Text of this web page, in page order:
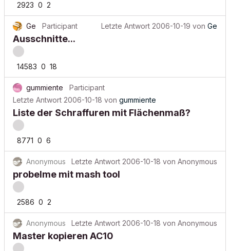
2923 0 2
Ge Participant Letzte Antwort 2006-10-19 von Ge
Ausschnitte...
14583 0 18
gummiente
Participant
Letzte Antwort 2006-10-18 von gummiente
Liste der Schraffuren mit Flächenmaß?
8771 0 6
Anonymous Letzte Antwort 2006-10-18 von Anonymous
probelme mit mash tool
2586 0 2
Anonymous Letzte Antwort 2006-10-18 von Anonymous
Master kopieren AC10